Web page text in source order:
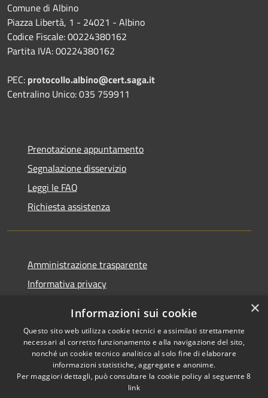
Comune di Albino
Piazza Libertà, 1 - 24021 - Albino
Codice Fiscale: 00224380162
Partita IVA: 00224380162
PEC: protocollo.albino@cert.saga.it
Centralino Unico: 035 759911
Prenotazione appuntamento
Segnalazione disservizio
Leggi le FAQ
Richiesta assistenza
Amministrazione trasparente
Informativa privacy
Dichiarazione di accessibilità
RSS
Copyright © 2026 • Comune di
×
Informazioni sui cookie
Questo sito web utilizza cookie tecnici e assimilati strettamente
necessari al corretto funzionamento e alla navigazione del sito,
nonché un cookie tecnico analitico al solo fine di elaborare
informazioni statistiche, aggregate e anonime.
Per maggiori dettagli, può consultare la cookie policy al seguente8
link